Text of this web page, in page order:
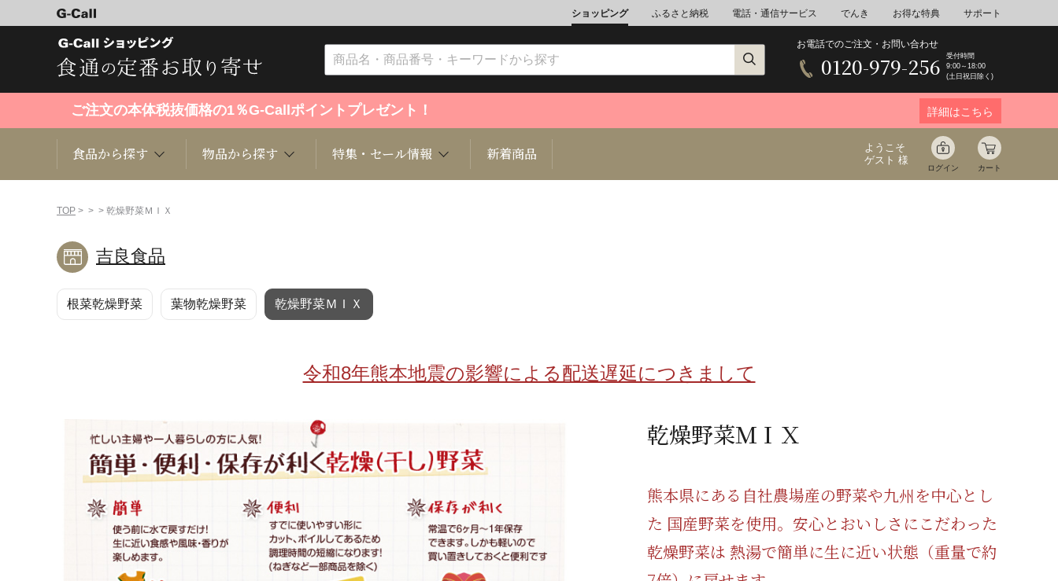
ショッピング ふるさと納税 電話・通信サービス でんき お得な特典 サポート
お電話でのご注文・お問い合わせ
0120-979-256
受付時間
9:00～18:00
(土日祝日除く)
ご注文の本体税抜価格の1％G-Callポイントプレゼント！ 詳細はこちら
食品から探す
くだもの
洋菓子 和菓子
産地検索
物品から探す
趣味・雑貨
キッチン用品 ファッション
特集・セール情報 新着商品
ようこそ
ゲスト 様
ログイン カート
TOP > > > 乾燥野菜ＭＩＸ
吉良食品
根菜乾燥野菜 葉物乾燥野菜 乾燥野菜ＭＩＸ
令和8年熊本地震の影響による配送遅延につきまして
乾燥野菜ＭＩＸ
熊本県にある自社農場産の野菜や九州を中心とし
た 国産野菜を使用。安心とおいしさにこだわった
乾燥野菜は 熱湯で簡単に生に近い状態（重量で約